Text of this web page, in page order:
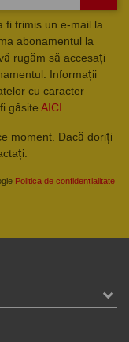
fi trimis un e-mail la
abonamentul la
rugăm să accesați
Informații
cu caracter
găsite AICI
moment. Dacă doriți
Politica de confidențialitate